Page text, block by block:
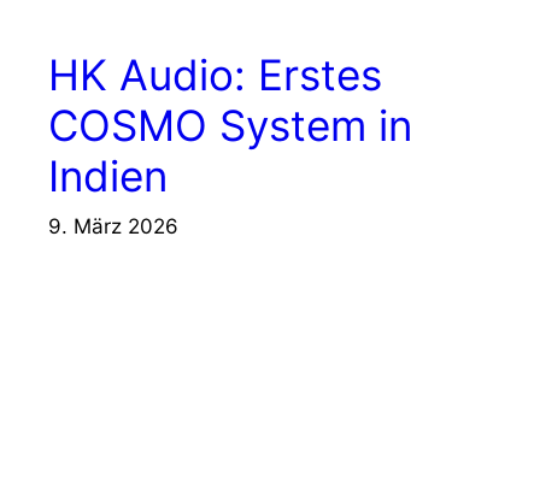
HK Audio: Erstes
COSMO System in
Indien
9. März 2026